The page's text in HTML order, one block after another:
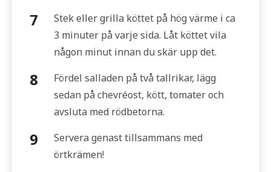
Stek eller grilla köttet på hög värme i ca
3 minuter på varje sida. Låt köttet vila
någon minut innan du skär upp det.
Fördel salladen på två tallrikar, lägg
sedan på chevréost, kött, tomater och
avsluta med rödbetorna.
Servera genast tillsammans med
örtkrämen!